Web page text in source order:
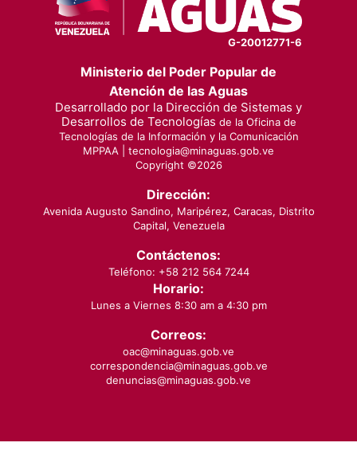
G-20012771-6
Ministerio del Poder Popular de
Atención de las Aguas
Desarrollado por la Dirección de Sistemas y
Desarrollos de Tecnologías de la Oficina de
Tecnologías de la Información y la Comunicación
MPPAA | tecnologia@minaguas.gob.ve
Copyright ©2026
Dirección:
Avenida Augusto Sandino, Maripérez, Caracas, Distrito
Capital, Venezuela
Contáctenos:
Teléfono: +58 212 564 7244
Horario:
Lunes a Viernes 8:30 am a 4:30 pm
Correos:
oac@minaguas.gob.ve
correspondencia@minaguas.gob.ve
denuncias@minaguas.gob.ve